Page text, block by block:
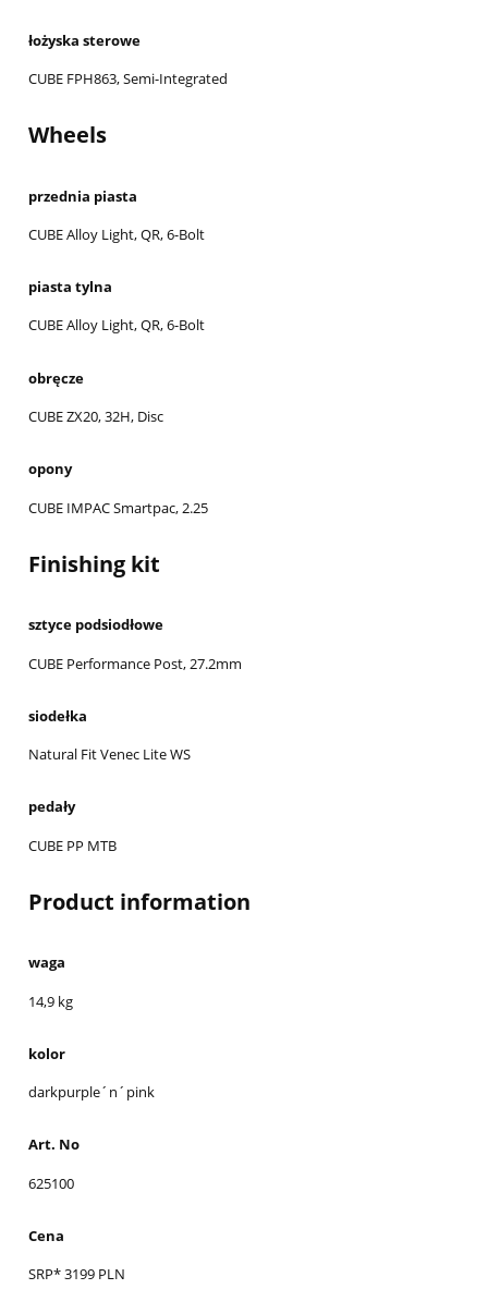
łożyska sterowe
CUBE FPH863, Semi-Integrated
Wheels
przednia piasta
CUBE Alloy Light, QR, 6-Bolt
piasta tylna
CUBE Alloy Light, QR, 6-Bolt
obręcze
CUBE ZX20, 32H, Disc
opony
CUBE IMPAC Smartpac, 2.25
Finishing kit
sztyce podsiodłowe
CUBE Performance Post, 27.2mm
siodełka
Natural Fit Venec Lite WS
pedały
CUBE PP MTB
Product information
waga
14,9 kg
kolor
darkpurple´n´pink
Art. No
625100
Cena
SRP* 3199 PLN